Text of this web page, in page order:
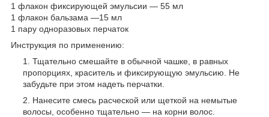
1 флакон фиксирующей эмульсии — 55 мл
1 флакон бальзама —15 мл
1 пару одноразовых перчаток
Инструкция по применению:
Тщательно смешайте в обычной чашке, в равных
пропорциях, краситель и фиксирующую эмульсию. Не
забудьте при этом надеть перчатки.
Нанесите смесь расческой или щеткой на немытые
волосы, особенно тщательно — на корни волос.